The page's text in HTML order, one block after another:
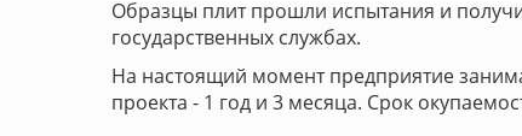
Образцы плит прошли испытания и
государственных службах.
На настоящий момент предприятие
проекта - 1 год и 3 месяца. Срок